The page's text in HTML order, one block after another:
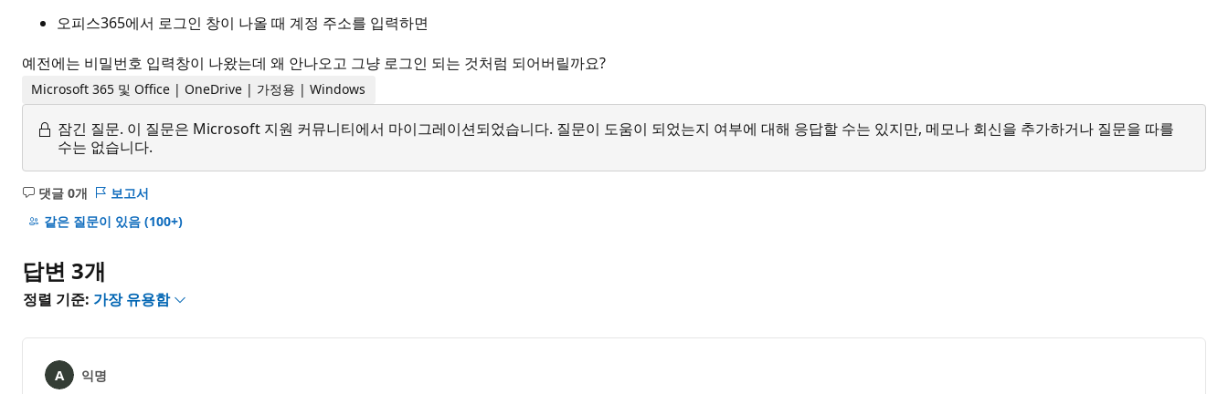
오피스365에서 로그인 창이 나올 때 계정 주소를 입력하면
예전에는 비밀번호 입력창이 나왔는데 왜 안나오고 그냥 로그인 되는 것처럼 되어버릴까요?
Microsoft 365 및 Office | OneDrive | 가정용 | Windows
잠긴 질문. 이 질문은 Microsoft 지원 커뮤니티에서 마이그레이션되었습니다. 질문이 도움이 되었는지 여부에 대해 응답할 수는 있지만, 메모나 회신을 추가하거나 질문을 따를
수는 없습니다.
댓글 0개
설
명
음
보고서
같은 질문이 있음 (100+)
답변 3개
정렬 기준: 가장 유용함
익명